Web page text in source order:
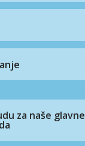
za naše glavne